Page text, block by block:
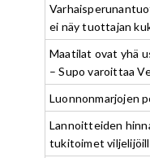
ei näy tuottajan
Maatilat ovat yhä
– Supo varoittaa
Luonnonmarjojen
Lannoitteiden
tukitoimet